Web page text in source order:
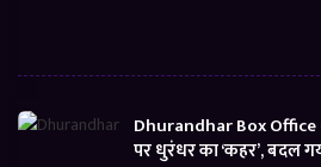
Dhurandhar Box
पर धुरंधर का ‘कहर’, बदल